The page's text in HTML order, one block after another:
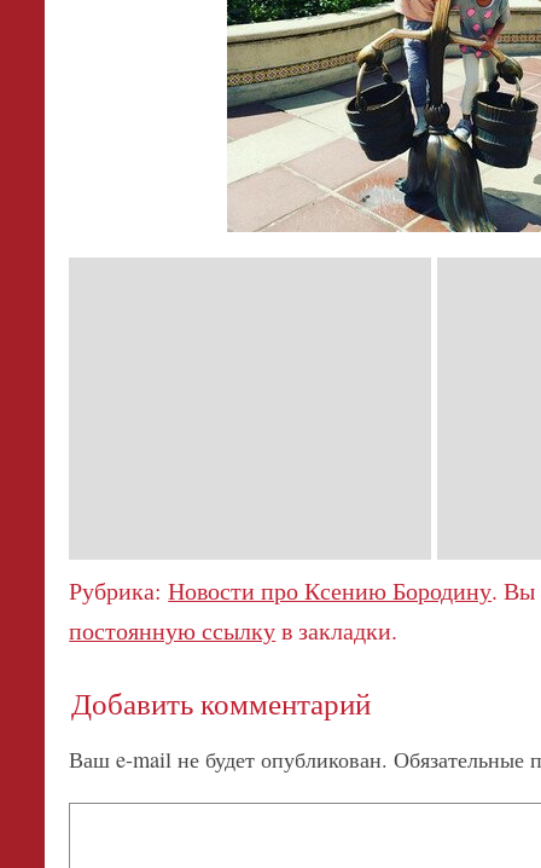
Рубрика:Новости про Ксению Бородину. Вы
постоянную ссылкув закладки.
Добавить комментарий
Ваш e-mail не будет опубликован. Обязательные